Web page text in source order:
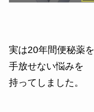
実は20年間便秘薬を
手放せない悩みを
持ってしました。